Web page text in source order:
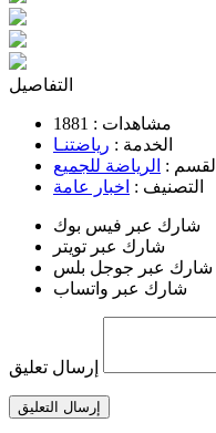
التفاصيل
مشاهدات : 1881
الخدمة : رياضتنـا
القسم : الرياضة للجميع
التصنيف : اخبار عامة
شارك عبر فيس بوك
شارك عبر تويتر
شارك عبر جوجل بلس
شارك عبر واتساب
إرسال تعليق
إرسال التعليق